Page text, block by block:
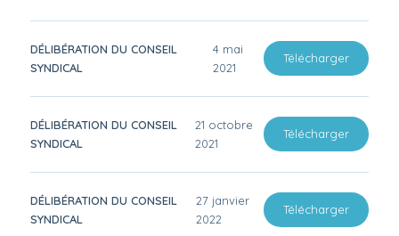
DÉLIBÉRATION DU CONSEIL
SYNDICAL
4 mai
2021
Télécharger
DÉLIBÉRATION DU CONSEIL
SYNDICAL
21 octobre
2021
Télécharger
DÉLIBÉRATION DU CONSEIL
SYNDICAL
27 janvier
2022
Télécharger